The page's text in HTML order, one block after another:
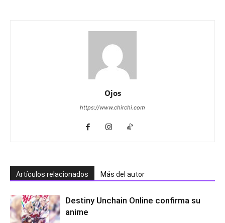
Ojos
https://www.chirchi.com
Artículos relacionados Más del autor
Destiny Unchain Online confirma su
anime